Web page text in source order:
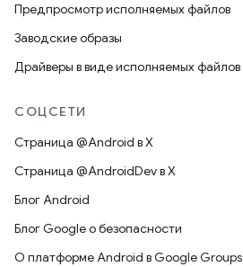
Предпросмотр исполняемых файлов
Заводские образы
Драйверы в виде исполняемых файлов
СОЦСЕТИ
Страница @Android в X
Страница @AndroidDev в X
Блог Android
Блог Google о безопасности
О платформе Android в Google Groups